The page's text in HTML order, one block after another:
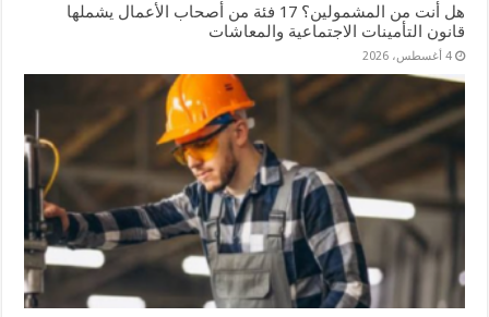
هل أنت من المشمولين؟ 17 فئة من أصحاب الأعمال يشملها
قانون التأمينات الاجتماعية والمعاشات
4 أغسطس، 2026